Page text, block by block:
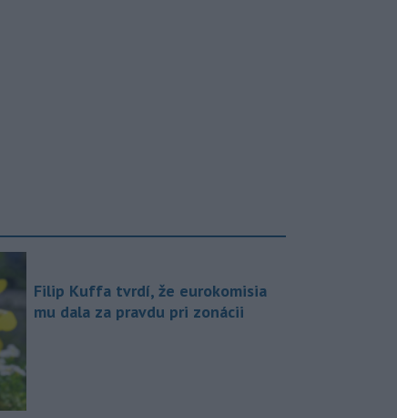
Filip Kuffa tvrdí, že eurokomisia
mu dala za pravdu pri zonácii